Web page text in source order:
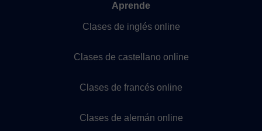
Aprende
Clases de inglés online
Clases de castellano online
Clases de francés online
Clases de alemán online